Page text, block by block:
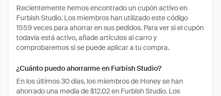
Recientemente hemos encontrado un cupón activo en
Furbish Studio. Los miembros han utilizado este código
1559 veces para ahorrar en sus pedidos. Para ver si el cupón
todavía está activo, añade artículos al carro y
comprobaremos si se puede aplicar a tu compra.
¿Cuánto puedo ahorrarme en Furbish Studio?
En los últimos 30 días, los miembros de Honey se han
ahorrado una media de $12.02 en Furbish Studio. Los